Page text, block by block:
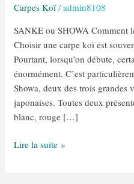
Carpes Koï/admin8108
SANKE ou SHOWA Comment
Choisir une carpe koï est
Pourtant, lorsqu’on débute,
énormément. C’est
Showa, deux des trois grandes
japonaises. Toutes deux
blanc, rouge […]
Lire la suite »